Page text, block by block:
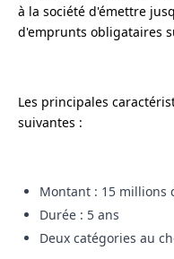
à la société d'émettre
d'emprunts obligataires
Les principales
suivantes :
Montant : 15 millions
Durée : 5 ans
Deux catégories au